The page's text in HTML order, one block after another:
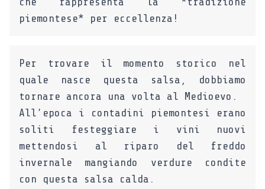
piemontese* per eccellenza!
Per trovare il momento storico nel
quale nasce questa salsa, dobbiamo
tornare ancora una volta al Medioevo.
All’epoca i contadini piemontesi erano
soliti festeggiare i vini nuovi
mettendosi al riparo del freddo
invernale mangiando verdure condite
con questa salsa calda.